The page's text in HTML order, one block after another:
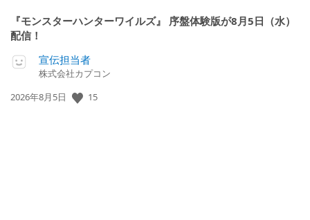
『モンスターハンターワイルズ』 序盤体験版が8月5日（水）
配信！
宣伝担当者
株式会社カプコン
公
2026年8月5日 15